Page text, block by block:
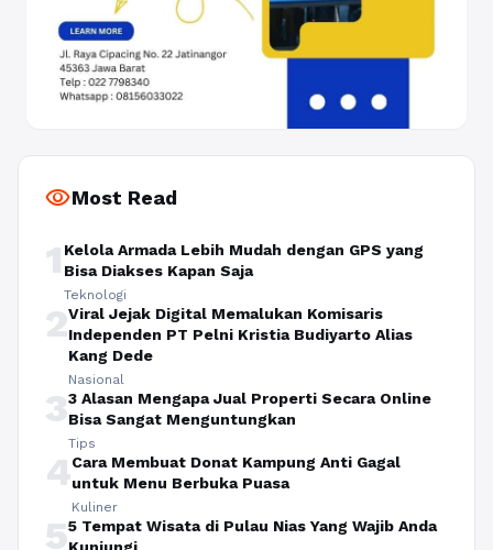
visibilityMost Read
1 Kelola Armada Lebih Mudah dengan GPS yang
Bisa Diakses Kapan Saja
Teknologi
2Viral Jejak Digital Memalukan Komisaris
Independen PT Pelni Kristia Budiyarto Alias
Kang Dede
Nasional
33 Alasan Mengapa Jual Properti Secara Online
Bisa Sangat Menguntungkan
Tips
4Cara Membuat Donat Kampung Anti Gagal
untuk Menu Berbuka Puasa
Kuliner
55 Tempat Wisata di Pulau Nias Yang Wajib Anda